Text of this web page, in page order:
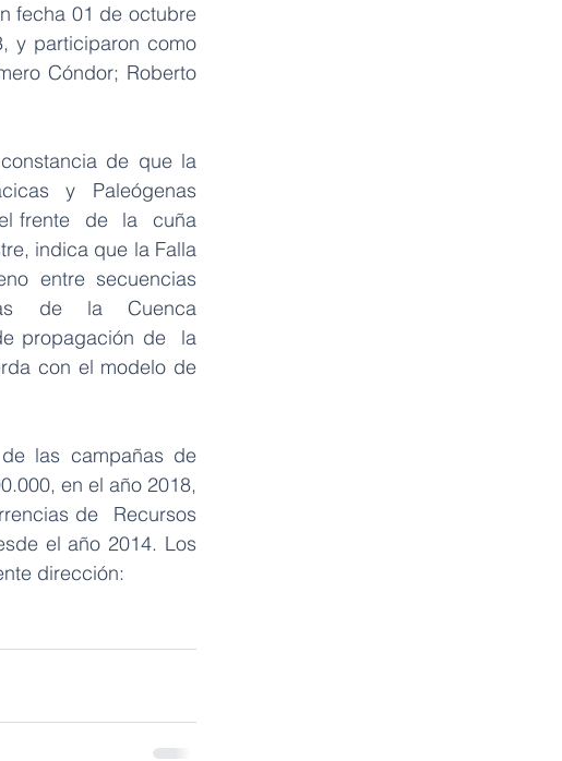
fecha 01 de octubre
y participaron como
Cóndor; Roberto
de que la
y   Paleógenas
frente  de  la  cuña
indica que la Falla
entre  secuencias
de   la   Cuenca
propagación de  la
con el modelo de
las campañas de
en el año 2018,
de  Recursos
el año 2014. Los
dirección: